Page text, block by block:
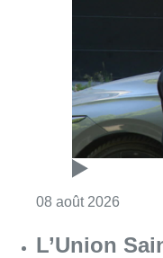
08 août 2026
L’Union